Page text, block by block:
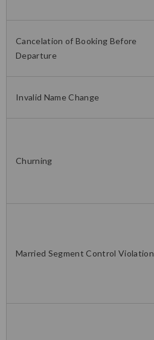
Cancelation of Booking Before
Departure
Invalid Name Change
Churning
Married Segment Control Violation